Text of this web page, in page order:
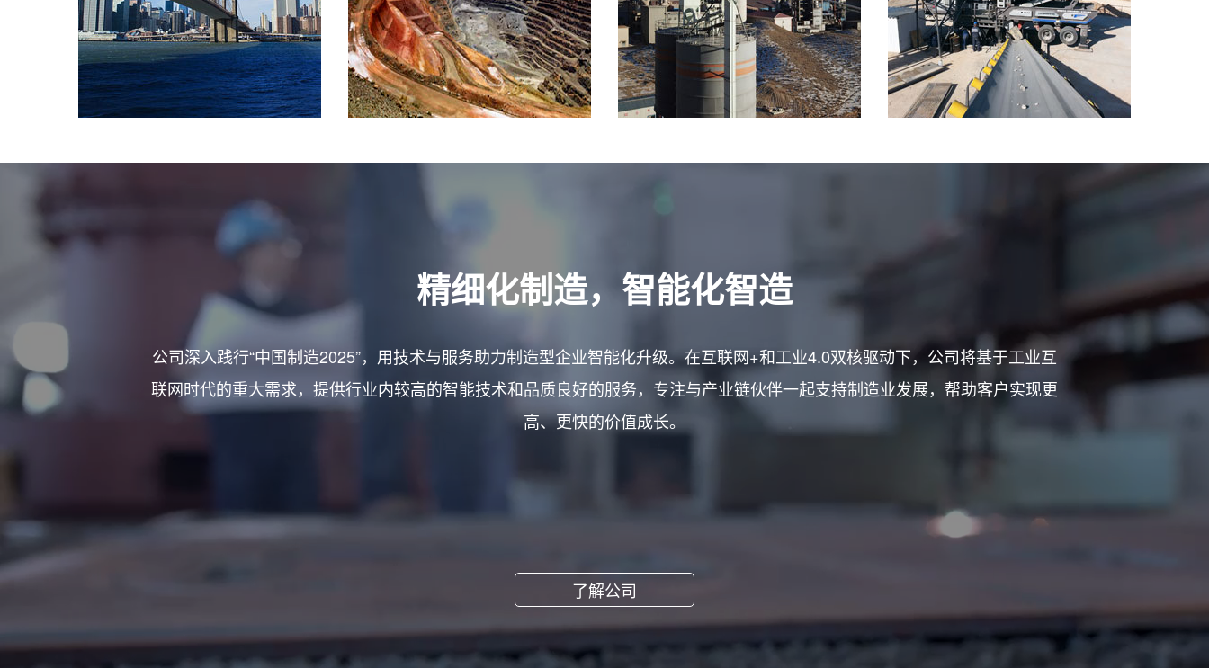
精细化制造，智能化智造
公司深入践行“中国制造2025”，用技术与服务助力制造型企业智能化升级。在互联网+和工业4.0双核驱动下，公司将基于工业互
联网时代的重大需求，提供行业内较高的智能技术和品质良好的服务，专注与产业链伙伴一起支持制造业发展，帮助客户实现更
高、更快的价值成长。
了解公司